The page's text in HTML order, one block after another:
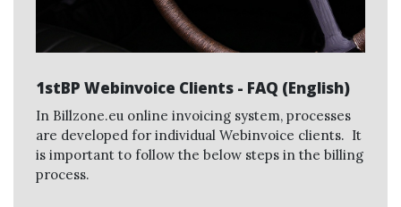
1stBP Webinvoice Clients - FAQ (English)
In Billzone.eu online invoicing system, processes
are developed for individual Webinvoice clients. It
is important to follow the below steps in the billing
process.